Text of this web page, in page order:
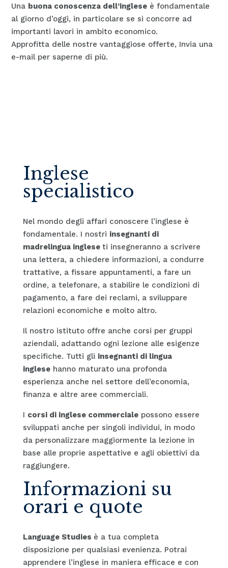
Una buona conoscenza dell’inglese è fondamentale
al giorno d’oggi, in particolare se si concorre ad
importanti lavori in ambito economico.
Approfitta delle nostre vantaggiose offerte, Invia una
e-mail per saperne di più.
Inglese
specialistico
Nel mondo degli affari conoscere l’inglese è
fondamentale. I nostri insegnanti di
madrelingua inglese ti insegneranno a scrivere
una lettera, a chiedere informazioni, a condurre
trattative, a fissare appuntamenti, a fare un
ordine, a telefonare, a stabilire le condizioni di
pagamento, a fare dei reclami, a sviluppare
relazioni economiche e molto altro.
Il nostro istituto offre anche corsi per gruppi
aziendali, adattando ogni lezione alle esigenze
specifiche. Tutti gli insegnanti di lingua
inglesehanno maturato una profonda
esperienza anche nel settore dell’economia,
finanza e altre aree commerciali.
I corsi di inglese commercialepossono essere
sviluppati anche per singoli individui, in modo
da personalizzare maggiormente la lezione in
base alle proprie aspettative e agli obiettivi da
raggiungere.
Informazioni su
orari e quote
Language Studies è a tua completa
disposizione per qualsiasi evenienza. Potrai
apprendere l’inglese in maniera efficace e con